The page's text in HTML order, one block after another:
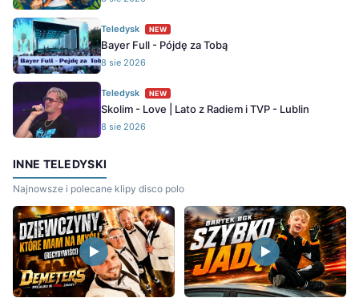
Teledysk NEW
Bayer Full - Pójdę za Tobą
8 sie 2026
Teledysk NEW
Skolim - Love | Lato z Radiem i TVP - Lublin
8 sie 2026
INNE TELEDYSKI
Najnowsze i polecane klipy disco polo